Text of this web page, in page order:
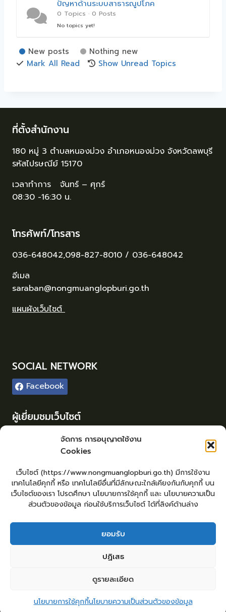
จัดการ การอนุญาตใช้งาน
Cookies
เว็บไซต์ (https://www.nongmuanglopburi.go.th) มีการใช้งาน
เทคโนโลยีคุกกี้ หรือ เทคโนโลยีอื่นที่มีลักษณะใกล้เคียงกันกับคุกกี้ บน
เว็บไซต์ของเรา โปรดศึกษา นโยบายการใช้คุกกี้ และ นโยบายความเป็น
ส่วนตัวของข้อมูล ก่อนใช้บริการเว็บไซต์ ได้ที่ลิงค์ด้านล่าง
ยอมรับ
ปฏิเสธ
ดูรายละเอียด
นโยบายการใช้คุกกี้นโยบายความเป็นส่วนตัวของข้อมูล
ปัญหาด้านระบบสาธารณูปโภค
0 Topics · 0 Posts
No topics yet!
New posts
Nothing new
Mark All Read
Show Unread Topics
ที่ตั้งสำนักงาน
180 หมู่ 3 ตำบลหนองม่วง อำเภอหนองม่วง จังหวัดลพบุรี
รหัสไปรษณีย์ 15170
เวลาทำการ จันทร์ – ศุกร์
08:30 -16:30 น.
โทรศัพท์/โทรสาร
036-648042,098-827-8010 / 036-648042
อีเมล
saraban@nongmuanglopburi.go.th
แผนผังเว็บไซต์
SOCIAL NETWORK
Facebook
ผู้เยี่ยมชมเว็บไซต์
375
เข้าสู่ระบบ
จัดทำเว็บไซต์
lopburiwebdesign.com
ยื่นแบบคำร้องทั่วไป
ร้องเรียน – ร้องทุกข์ ให้คำแนะนำ ข้อเสนอแนะ
แจ้งเรื่องร้องเรียนการทุจริต
คู่มือประชาชน
ศูนย์ข้อมูลข่าวสาร หน่วยงาน
กระดานสนทนา
Copyright © 2026 องค์การบริหารส่วนตำบลหนองม่วง